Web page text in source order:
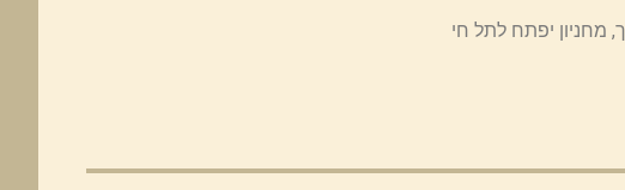
מחניון יפתח לתל חי